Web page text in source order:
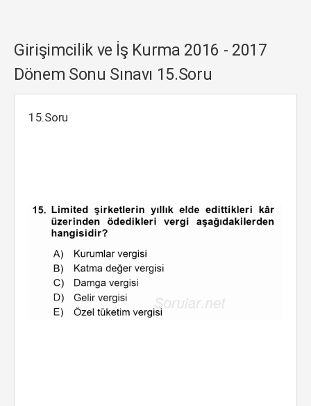
Girişimcilik ve İş Kurma 2016 - 2017
Dönem Sonu Sınavı 15.Soru
15.Soru